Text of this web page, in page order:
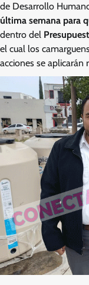
de Desarrollo
última semana para
dentro del
el cual los
acciones se aplicarán